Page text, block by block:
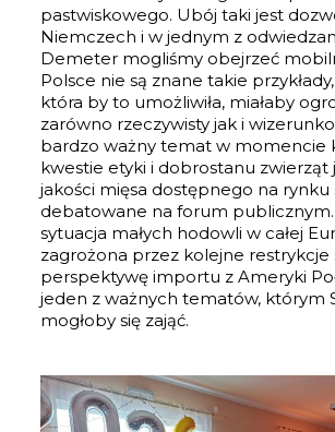
pastwiskowego. Ubój taki jest
Niemczech i w jednym z
Demeter mogliśmy obejrzeć
Polsce nie są znane takie
która by to umożliwiła, miałaby
zarówno rzeczywisty jak i
bardzo ważny temat w momencie
kwestie etyki i dobrostanu zwierząt
jakości mięsa dostępnego na rynku
debatowane na forum publicznym.
sytuacja małych hodowli w całej
zagrożona przez kolejne restrykcje
perspektywę importu z Ameryki
jeden z ważnych tematów, którym
mogłoby się zająć.